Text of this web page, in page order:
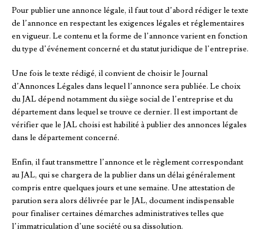
Pour publier une annonce légale, il faut tout d’abord rédiger le texte
de l’annonce en respectant les exigences légales et réglementaires
en vigueur. Le contenu et la forme de l’annonce varient en fonction
du type d’événement concerné et du statut juridique de l’entreprise.
Une fois le texte rédigé, il convient de choisir le Journal
d’Annonces Légales dans lequel l’annonce sera publiée. Le choix
du JAL dépend notamment du siège social de l’entreprise et du
département dans lequel se trouve ce dernier. Il est important de
vérifier que le JAL choisi est habilité à publier des annonces légales
dans le département concerné.
Enfin, il faut transmettre l’annonce et le règlement correspondant
au JAL, qui se chargera de la publier dans un délai généralement
compris entre quelques jours et une semaine. Une attestation de
parution sera alors délivrée par le JAL, document indispensable
pour finaliser certaines démarches administratives telles que
l’immatriculation d’une société ou sa dissolution.